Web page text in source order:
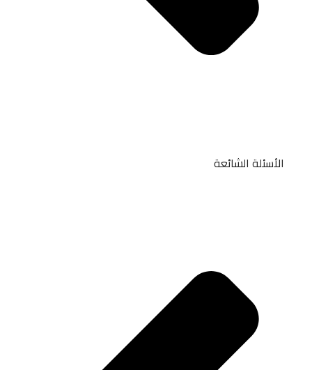
الأسئلة الشائعة